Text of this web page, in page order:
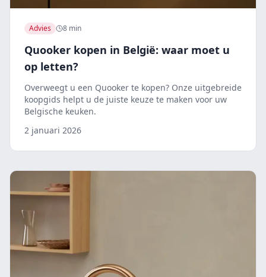
Advies 8 min
Quooker kopen in België: waar moet u
op letten?
Overweegt u een Quooker te kopen? Onze uitgebreide
koopgids helpt u de juiste keuze te maken voor uw
Belgische keuken.
2 januari 2026